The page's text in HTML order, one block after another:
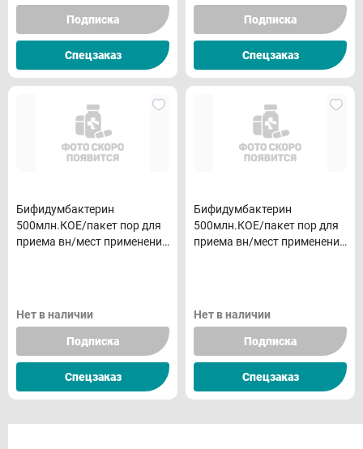
Подписка
Спецзаказ
Подписка
Спецзаказ
Бифидумбактерин
500млн.КОЕ/пакет пор для
приема вн/мест применения
Нет в наличии
Подписка
Спецзаказ
Бифидумбактерин
500млн.КОЕ/пакет пор для
приема вн/мест применения
Нет в наличии
Подписка
Спецзаказ